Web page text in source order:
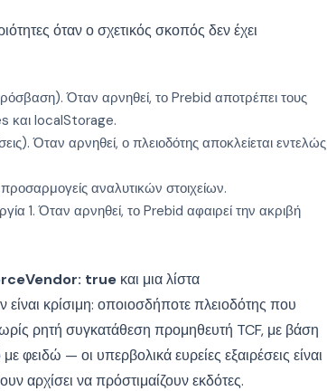
όταν ο σχετικός σκοπός δεν έχει
Όταν αρνηθεί, το Prebid αποτρέπει τους
και localStorage.
Όταν αρνηθεί, ο πλειοδότης αποκλείεται εντελώς
αναλυτικών στοιχείων.
1. Όταν αρνηθεί, το Prebid αφαιρεί την ακριβή
true και μια λίστα
κρίσιμη: οποιοσδήποτε πλειοδότης που
ρητή συγκατάθεση προμηθευτή TCF, με βάση
φειδώ — οι υπερβολικά ευρείες εξαιρέσεις είναι
αρχίσει να πρόστιμαίζουν εκδότες.